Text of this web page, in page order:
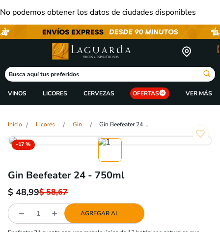
No podemos obtener los datos de ciudades disponibles
Busca aquí tus preferidos
VINOS LICORES CERVEZAS OFERTAS
Licores Gin Gin Beefeater 24 - 750ml
-17 %
Gin Beefeater 24 - 750ml
$58,67
$ 48,99
AGREGAR AL